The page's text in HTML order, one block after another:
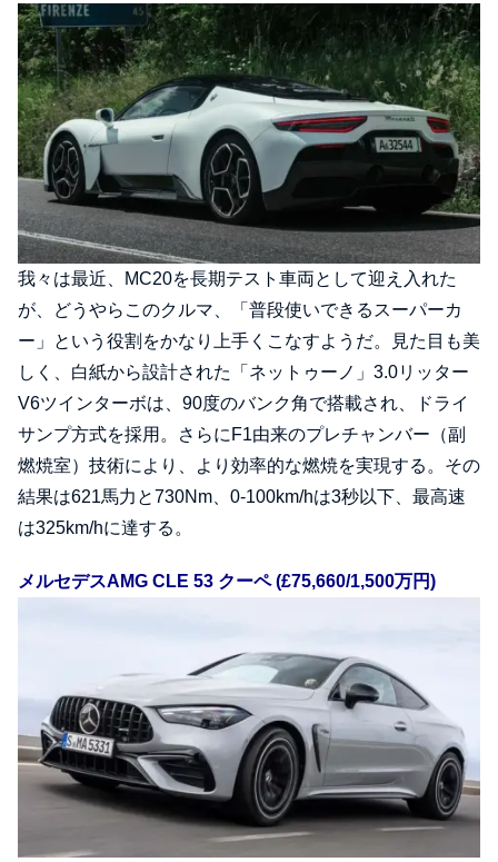
我々は最近、MC20を長期テスト車両として迎え入れた
が、どうやらこのクルマ、「普段使いできるスーパーカ
ー」という役割をかなり上手くこなすようだ。見た目も美
しく、白紙から設計された「ネットゥーノ」3.0リッター
V6ツインターボは、90度のバンク角で搭載され、ドライ
サンプ方式を採用。さらにF1由来のプレチャンバー（副
燃焼室）技術により、より効率的な燃焼を実現する。その
結果は621馬力と730Nm、0-100km/hは3秒以下、最高速
は325km/hに達する。
メルセデスAMG CLE 53 クーペ (£75,660/1,500万円)